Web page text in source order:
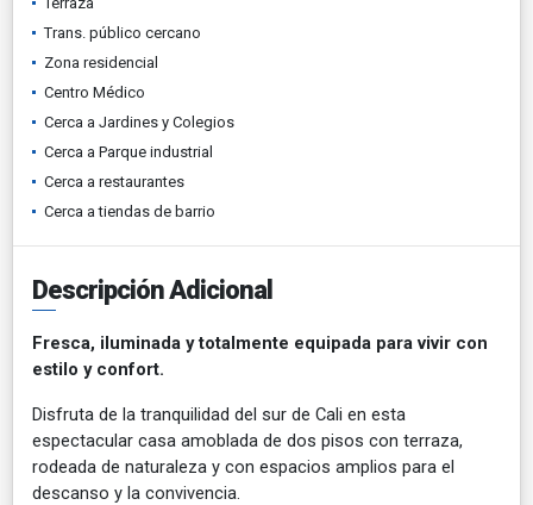
Trans. público cercano
Zona residencial
Centro Médico
Cerca a Jardines y Colegios
Cerca a Parque industrial
Cerca a restaurantes
Cerca a tiendas de barrio
Descripción Adicional
Fresca, iluminada y totalmente equipada para vivir con
estilo y confort.
Disfruta de la tranquilidad del sur de Cali en esta
espectacular casa amoblada de dos pisos con terraza,
rodeada de naturaleza y con espacios amplios para el
descanso y la convivencia.